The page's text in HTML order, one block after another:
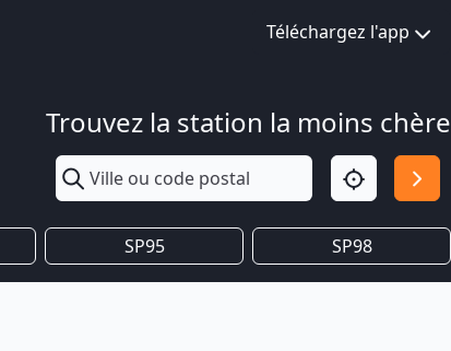
Téléchargez l'app
Trouvez la station la moins chère
SP95 SP98